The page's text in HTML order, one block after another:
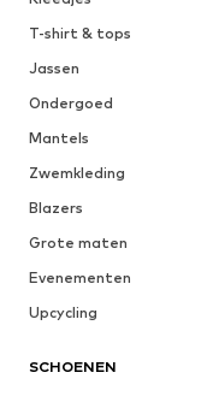
T-shirt & tops
Jassen
Ondergoed
Mantels
Zwemkleding
Blazers
Grote maten
Evenementen
Upcycling
SCHOENEN